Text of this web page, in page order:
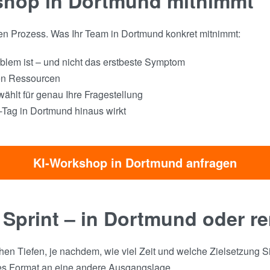
Prozess. Was Ihr Team in Dortmund konkret mitnimmt:
ist – und nicht das erstbeste Symptom
Ressourcen
für genau Ihre Fragestellung
in Dortmund hinaus wirkt
KI-Workshop in Dortmund anfragen
– in Dortmund oder
Tiefen, je nachdem, wie viel Zeit und welche Zielsetzung